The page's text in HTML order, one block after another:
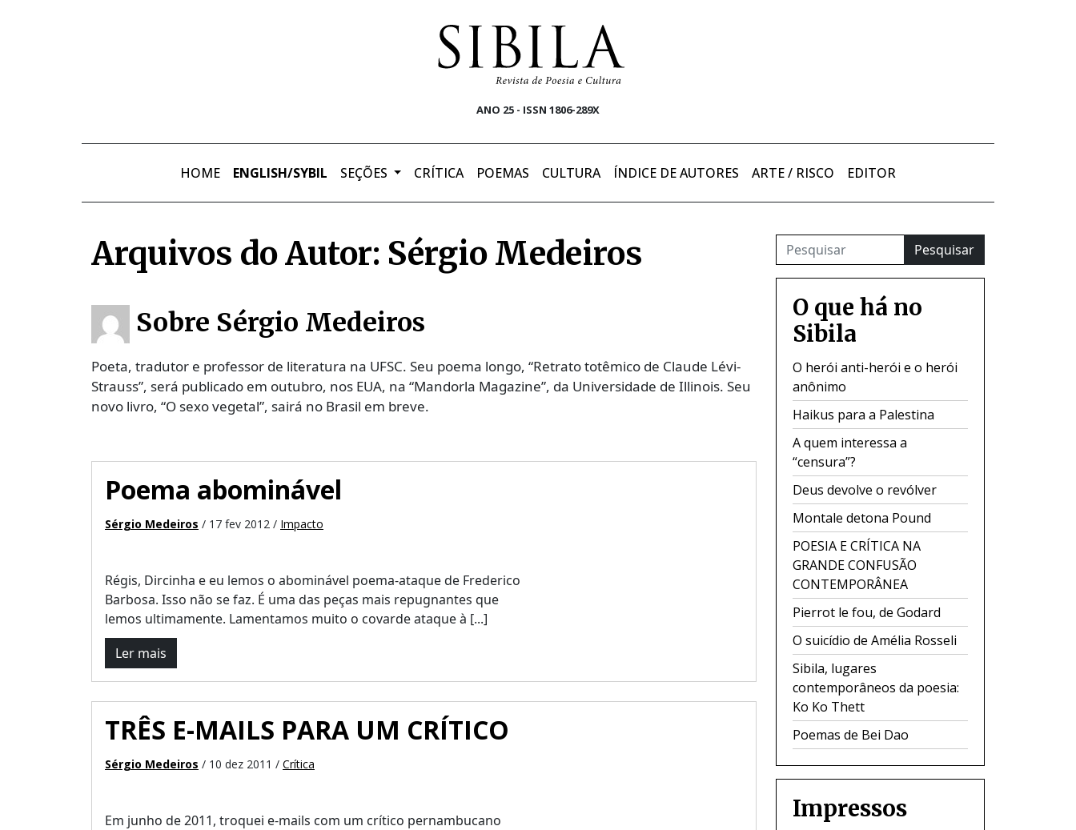
ANO 25 - ISSN 1806-289X
HOME ENGLISH/SYBIL SEÇÕES CRÍTICA POEMAS CULTURA ÍNDICE DE AUTORES ARTE / RISCO EDITOR
Arquivos do Autor: Sérgio Medeiros
Sobre Sérgio Medeiros
Poeta, tradutor e professor de literatura na UFSC. Seu poema longo, “Retrato totêmico de Claude Lévi-
Strauss”, será publicado em outubro, nos EUA, na “Mandorla Magazine”, da Universidade de Illinois. Seu
novo livro, “O sexo vegetal”, sairá no Brasil em breve.
Poema abominável
Sérgio Medeiros / 17 fev 2012 / Impacto
Régis, Dircinha e eu lemos o abominável poema-ataque de Frederico
Barbosa. Isso não se faz. É uma das peças mais repugnantes que
lemos ultimamente. Lamentamos muito o covarde ataque à [...]
Ler mais
TRÊS E-MAILS PARA UM CRÍTICO
Sérgio Medeiros / 10 dez 2011 / Crítica
Em junho de 2011, troquei e-mails com um crítico pernambucano
Pesquisar
O que há no
Sibila
O herói anti-herói e o herói
anônimo
Haikus para a Palestina
A quem interessa a
“censura”?
Deus devolve o revólver
Montale detona Pound
POESIA E CRÍTICA NA
GRANDE CONFUSÃO
CONTEMPORÂNEA
Pierrot le fou, de Godard
O suicídio de Amélia Rosseli
Sibila, lugares
contemporâneos da poesia:
Ko Ko Thett
Poemas de Bei Dao
Impressos